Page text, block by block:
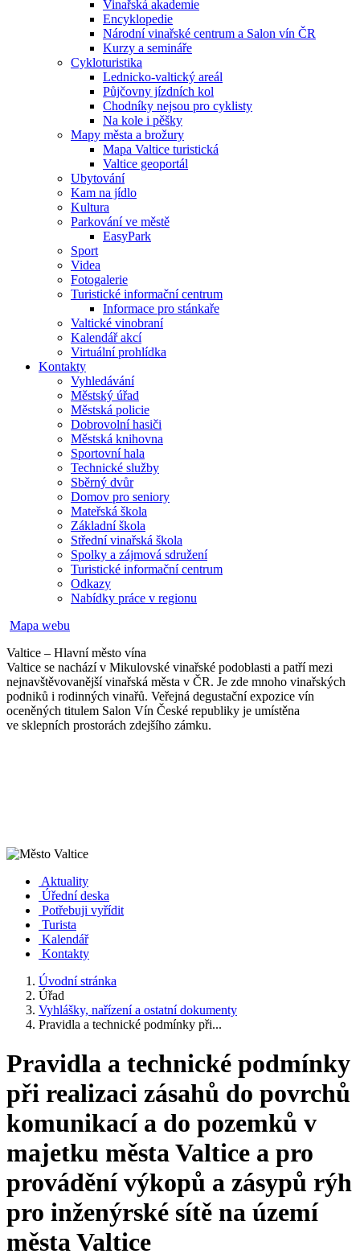
Vinařská akademie
Encyklopedie
Národní vinařské centrum a Salon vín ČR
Kurzy a semináře
Cykloturistika
Lednicko-valtický areál
Půjčovny jízdních kol
Chodníky nejsou pro cyklisty
Na kole i pěšky
Mapy města a brožury
Mapa Valtice turistická
Valtice geoportál
Ubytování
Kam na jídlo
Kultura
Parkování ve městě
EasyPark
Sport
Videa
Fotogalerie
Turistické informační centrum
Informace pro stánkaře
Valtické vinobraní
Kalendář akcí
Virtuální prohlídka
Kontakty
Vyhledávání
Městský úřad
Městská policie
Dobrovolní hasiči
Městská knihovna
Sportovní hala
Technické služby
Sběrný dvůr
Domov pro seniory
Mateřská škola
Základní škola
Střední vinařská škola
Spolky a zájmová sdružení
Turistické informační centrum
Odkazy
Nabídky práce v regionu
Mapa webu
Valtice – Hlavní město vína
Valtice se nachází v Mikulovské vinařské podoblasti a patří mezi
nejnavštěvovanější vinařská města v ČR. Je zde mnoho vinařských
podniků i rodinných vinařů. Veřejná degustační expozice vín
oceněných titulem Salon Vín České republiky je umístěna
ve sklepních prostorách zdejšího zámku.
Aktuality
Úřední deska
Potřebuji vyřídit
Turista
Kalendář
Kontakty
Úvodní stránka
Úřad
Vyhlášky, nařízení a ostatní dokumenty
Pravidla a technické podmínky při...
Pravidla a technické podmínky
při realizaci zásahů do povrchů
komunikací a do pozemků v
majetku města Valtice a pro
provádění výkopů a zásypů rýh
pro inženýrské sítě na území
města Valtice